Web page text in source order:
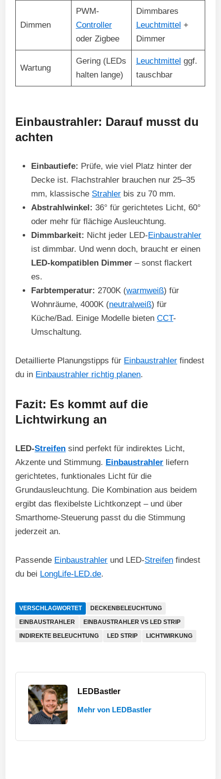
Dimmen
PWM-
Controller
oder Zigbee
Dimmbares
Leuchtmittel +
Dimmer
Wartung
Gering (LEDs
halten lange)
Leuchtmittel ggf.
tauschbar
Einbaustrahler: Darauf musst du
achten
Einbautiefe: Prüfe, wie viel Platz hinter der
Decke ist. Flachstrahler brauchen nur 25–35
mm, klassische Strahler bis zu 70 mm.
Abstrahlwinkel: 36° für gerichtetes Licht, 60°
oder mehr für flächige Ausleuchtung.
Dimmbarkeit: Nicht jeder LED-Einbaustrahler
ist dimmbar. Und wenn doch, braucht er einen
LED-kompatiblen Dimmer – sonst flackert
es.
Farbtemperatur: 2700K (warmweiß) für
Wohnräume, 4000K (neutralweiß) für
Küche/Bad. Einige Modelle bietenCCT-
Umschaltung.
Detaillierte Planungstipps für Einbaustrahler findest
du in Einbaustrahler richtig planen.
Fazit: Es kommt auf die
Lichtwirkung an
LED-Streifen sind perfekt für indirektes Licht,
Akzente und Stimmung. Einbaustrahler liefern
gerichtetes, funktionales Licht für die
Grundausleuchtung. Die Kombination aus beidem
ergibt das flexibelste Lichtkonzept – und über
Smarthome-Steuerung passt du die Stimmung
jederzeit an.
Passende Einbaustrahler und LED-Streifen findest
du bei LongLife-LED.de.
VERSCHLAGWORTET
DECKENBELEUCHTUNG
EINBAUSTRAHLER
EINBAUSTRAHLER VS LED STRIP
INDIREKTE BELEUCHTUNG
LED STRIP LICHTWIRKUNG
LEDBastler
Mehr von LEDBastler